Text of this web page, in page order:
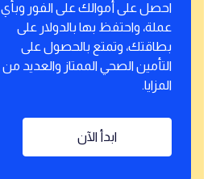
احصل على أموالك على الفور وبأي
عملة، واحتفظ بها بالدولار على
بطاقتك، وتمتع بالحصول على
التأمين الصحي الممتاز والعديد من
المزايا.
ابدأ الآن